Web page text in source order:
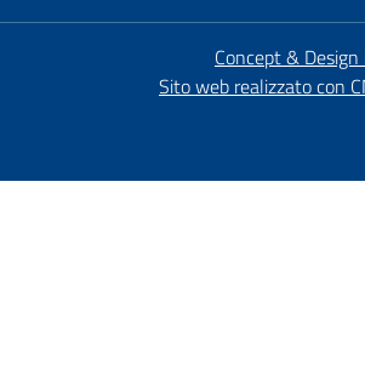
Concept & Design
Sito web realizzato con